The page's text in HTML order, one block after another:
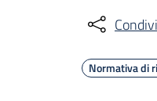
Normativa di